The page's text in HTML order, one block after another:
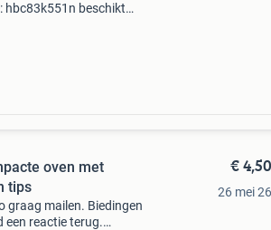
hbc83k551n beschikt
oven met
tips
graag mailen. Biedingen
een reactie terug.
€ 4,50
26 mei 26